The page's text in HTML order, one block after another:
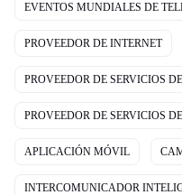
EVENTOS MUNDIALES DE
PROVEEDOR DE INTERNET
PROVEEDOR DE SERVICIOS
PROVEEDOR DE SERVICIOS
APLICACIÓN MÓVIL
INTERCOMUNICADOR